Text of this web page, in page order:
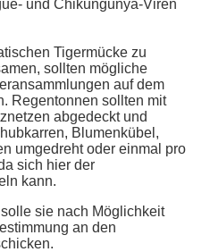
und Chikungunya-Viren
Tigermücke zu
sollten mögliche
auf dem
Regentonnen sollten mit
abgedeckt und
Blumenkübel,
umgedreht oder einmal pro
sich hier der
kann.
sie nach Möglichkeit
an den